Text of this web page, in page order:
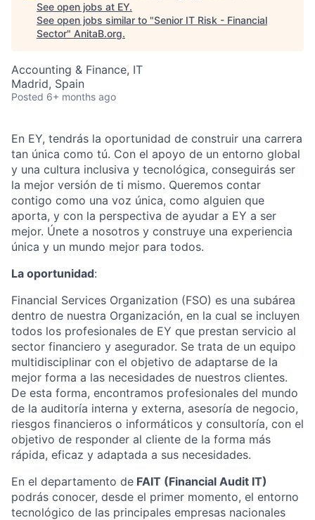
See open jobs at EY.
See open jobs similar to "Senior IT Risk - Financial
Sector" AnitaB.org.
Accounting & Finance, IT
Madrid, Spain
Posted 6+ months ago
En EY, tendrás la oportunidad de construir una carrera
tan única como tú. Con el apoyo de un entorno global
y una cultura inclusiva y tecnológica, conseguirás ser
la mejor versión de ti mismo. Queremos contar
contigo como una voz única, como alguien que
aporta, y con la perspectiva de ayudar a EY a ser
mejor. Únete a nosotros y construye una experiencia
única y un mundo mejor para todos.
La oportunidad:
Financial Services Organization (FSO) es una subárea
dentro de nuestra Organización, en la cual se incluyen
todos los profesionales de EY que prestan servicio al
sector financiero y asegurador. Se trata de un equipo
multidisciplinar con el objetivo de adaptarse de la
mejor forma a las necesidades de nuestros clientes.
De esta forma, encontramos profesionales del mundo
de la auditoría interna y externa, asesoría de negocio,
riesgos financieros o informáticos y consultoría, con el
objetivo de responder al cliente de la forma más
rápida, eficaz y adaptada a sus necesidades.
En el departamento de FAIT (Financial Audit IT)
podrás conocer, desde el primer momento, el entorno
tecnológico de las principales empresas nacionales